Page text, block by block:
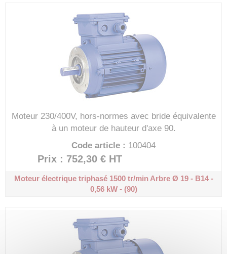
Moteur 230/400V, hors-normes avec bride équivalente
à un moteur de hauteur d'axe 90.
Code article : 100404
Prix : 752,30 € HT
Moteur électrique triphasé 1500 tr/minArbre Ø 19 - B14 -
0,56 kW - (90)